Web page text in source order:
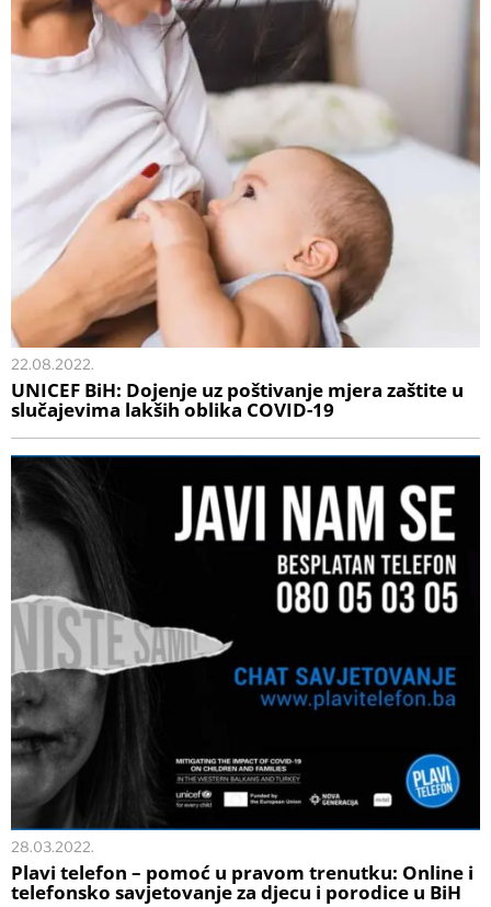
22.08.2022.
UNICEF BiH: Dojenje uz poštivanje mjera zaštite u
slučajevima lakših oblika COVID-19
28.03.2022.
Plavi telefon – pomoć u pravom trenutku: Online i
telefonsko savjetovanje za djecu i porodice u BiH